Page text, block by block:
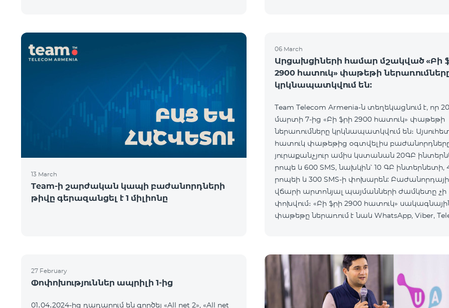
13 March
Team-ի շարժական կապի բաժանորդների
թիվը գերազանցել է 1 միլիոնը
06 March
Արցախցիների համար մշակված «Բի
2900 հատուկ» փաթեթի
կրկնապատկվում են:
Team Telecom Armenia-ն տեղեկացնում է, որ
մարտի 7-ից «Բի ֆրի 2900 հատուկ» փաթեթի
ներառումները կրկնապատկվում են։
հատուկ փաթեթից օգտվելիս
յուրաքանչյուր ամիս կստանան 20ԳԲ
րոպե և 600 SMS, նախկին՝ 10 ԳԲ ինտերնետի,
րոպեի և 300 SMS-ի փոխարեն:
վճարի արտոնյալ պայմանների ժամկետը չի
փոխվում։ «Բի ֆրի 2900 հատուկ»
փաթեթը ներառում է նաև WhatsApp, Viber,
27 February
Փոփոխություններ ապրիլի 1-ից
01․04․2024-ից դադարում են գործել «All net 2», «All net